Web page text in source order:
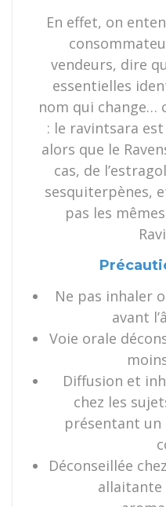
En effet, on
vendeurs, dire
essentielles
nom qui change…
: le ravintsara
alors que le
cas, de
sesquiterpènes,
pas les
Ne pas inhaler
avant
Voie orale
Diffusion et
chez les
présentant un
Déconseillée
allaitante